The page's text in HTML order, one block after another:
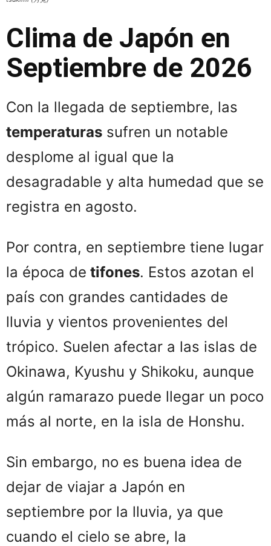
Clima de Japón en
Septiembre de 2026
Con la llegada de septiembre, las
temperaturas sufren un notable
desplome al igual que la
desagradable y alta humedad que se
registra en agosto.
Por contra, en septiembre tiene lugar
la época de tifones. Estos azotan el
país con grandes cantidades de
lluvia y vientos provenientes del
trópico. Suelen afectar a las islas de
Okinawa, Kyushu y Shikoku, aunque
algún ramarazo puede llegar un poco
más al norte, en la isla de Honshu.
Sin embargo, no es buena idea de
dejar de viajar a Japón en
septiembre por la lluvia, ya que
cuando el cielo se abre, la